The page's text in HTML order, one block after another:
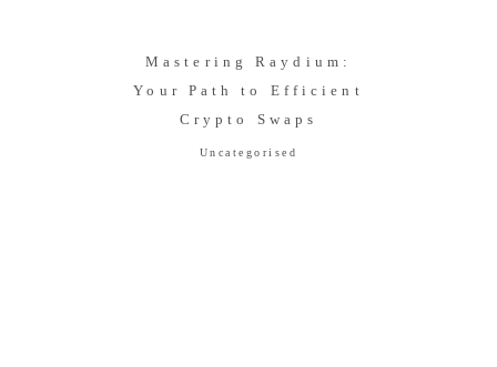
Mastering Raydium:
Your Path to Efficient
Crypto Swaps
Uncategorised